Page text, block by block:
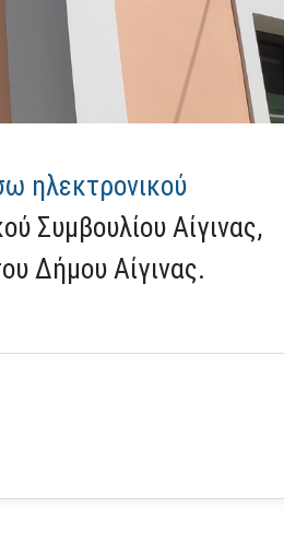
ηλεκτρονικού
Συμβουλίου Αίγινας,
Δήμου Αίγινας.